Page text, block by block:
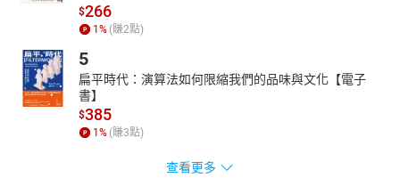
$266
1 % (賺2點)
5
扁平時代：演算法如何限縮我們的品味與文化【電子
書】
$385
1 % (賺3點)
查看更多